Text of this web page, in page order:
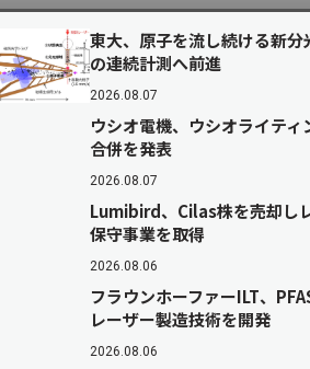
東大、原子を流し続ける新
の連続計測へ前進
2026.08.07
ウシオ電機、ウシオライテ
合併を発表
2026.08.07
Lumibird、Cilas株を売却し
保守事業を取得
2026.08.06
フラウンホーファーILT、
レーザー製造技術を開発
2026.08.06